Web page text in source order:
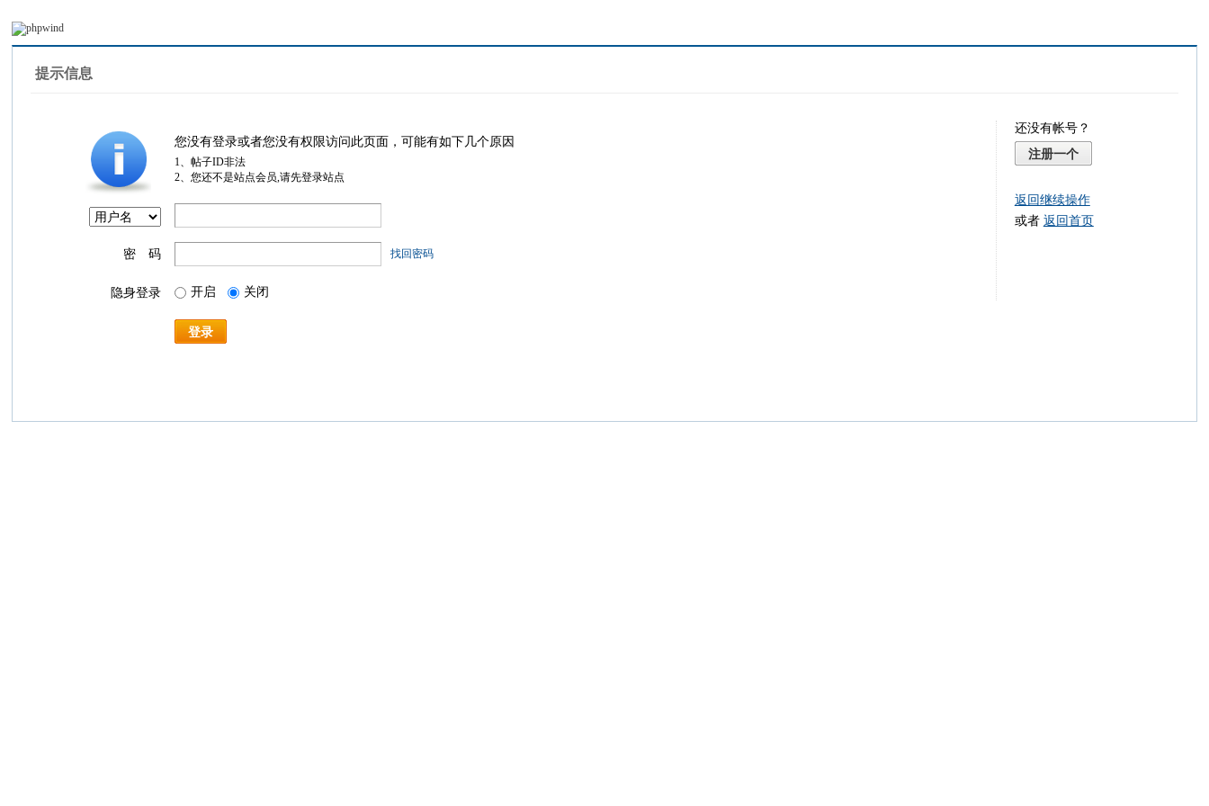
提示信息
您没有登录或者您没有权限访问此页面，可能有如下几个原因
1、帖子ID非法
2、您还不是站点会员,请先登录站点
密 码 找回密码
隐身登录 开启 关闭
登录
还没有帐号？
注册一个
返回继续操作
或者 返回首页